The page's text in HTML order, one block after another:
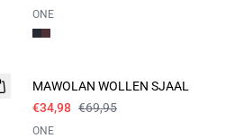
ONE
MAWOLAN WOLLEN SJAAL
€34,98 €69,95
ONE